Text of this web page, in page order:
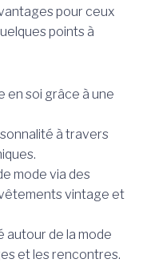
pour ceux
points à
en soi grâce à une
à travers
mode via des
vintage et
autour de la mode
et les rencontres.